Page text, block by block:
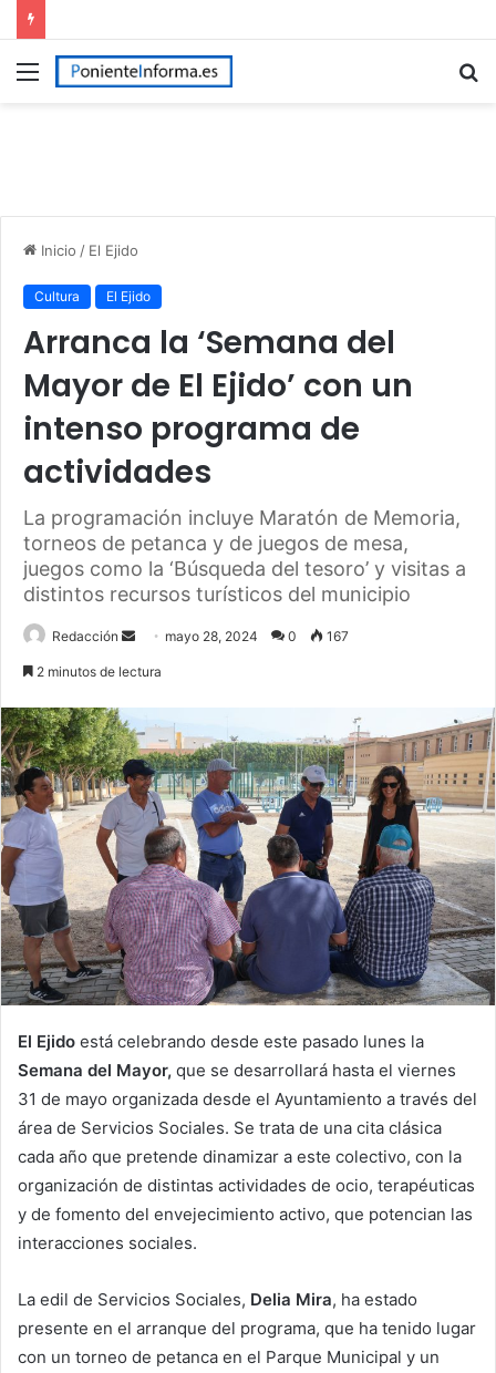
Menú
Inicio / El Ejido
Cultura El Ejido
Arranca la ‘Semana del
Mayor de El Ejido’ con un
intenso programa de
actividades
La programación incluye Maratón de Memoria,
torneos de petanca y de juegos de mesa,
juegos como la ‘Búsqueda del tesoro’ y visitas a
distintos recursos turísticos del municipio
Redacción
Send mayo 28, 2024 0 167
2 minutos de lectura
El Ejido está celebrando desde este pasado lunes la
Semana del Mayor, que se desarrollará hasta el viernes
31 de mayo organizada desde el Ayuntamiento a través del
área de Servicios Sociales. Se trata de una cita clásica
cada año que pretende dinamizar a este colectivo, con la
organización de distintas actividades de ocio, terapéuticas
y de fomento del envejecimiento activo, que potencian las
interacciones sociales.
La edil de Servicios Sociales, Delia Mira, ha estado
presente en el arranque del programa, que ha tenido lugar
con un torneo de petanca en el Parque Municipal y un